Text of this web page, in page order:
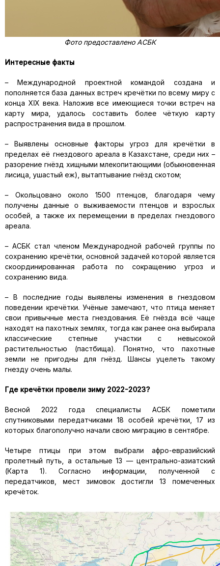
Фото предоставлено АСБК
Интересные факты
– Международной проектной командой создана и
пополняется база данных встреч кречётки по всему миру с
конца XIX века. Наложив все имеющиеся точки встреч на
карту мира, удалось составить более чёткую карту
распространения вида в прошлом.
– Выявлены основные факторы угроз для кречётки в
пределах её гнездового ареала в Казахстане, среди них –
разорение гнёзд хищными млекопитающими (обыкновенная
лисица, ушастый еж), вытаптывание гнёзд скотом;
– Окольцовано около 1500 птенцов, благодаря чему
получены данные о выживаемости птенцов и взрослых
особей, а также их перемещении в пределах гнездового
ареала.
– АСБК стал членом Международной рабочей группы по
сохранению кречётки, основной задачей которой является
скоординированная работа по сокращению угроз и
сохранению вида.
– В последние годы выявлены изменения в гнездовом
поведении кречётки. Учёные замечают, что птица меняет
свои привычные места гнездования. Её гнёзда всё чаще
находят на пахотных землях, тогда как ранее она выбирала
классические степные участки с невысокой
растительностью (пастбища). Понятно, что пахотные
земли не пригодны для гнёзд. Шансы уцелеть такому
гнезду очень малы.
Где кречётки провели зиму 2022-2023?
Весной 2022 года специалисты АСБК пометили
спутниковыми передатчиками 18 особей кречётки, 17 из
которых благополучно начали свою миграцию в сентябре.
Четыре птицы при этом выбрали афро-евразийский
пролетный путь, а остальные 13 — центрально-азиатский
(Карта 1). Согласно информации, полученной с
передатчиков, мест зимовок достигли 13 помеченных
кречёток.